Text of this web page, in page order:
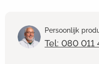
Persoonlijk
Tel: 080 011